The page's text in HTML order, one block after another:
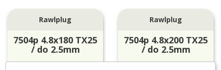
Rawlplug
7504p 4.8x180 TX25
/ do 2.5mm
Pakovanje: 100 Kom
Rawlplug
7504p 4.8x200 TX25
/ do 2.5mm
Pakovanje: 100 Kom